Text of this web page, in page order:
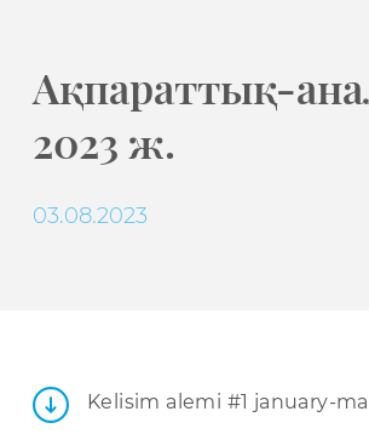
Ақпараттық-
2023 ж.
03.08.2023
Kelisim alemi #1 january-